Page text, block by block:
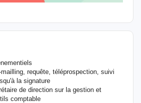
requête, téléprospection, suivi
la signature
de direction sur la gestion et
comptable